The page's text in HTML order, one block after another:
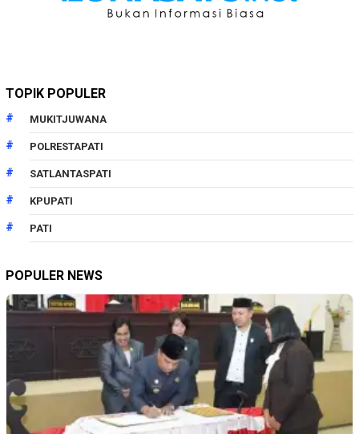
TOPIK POPULER
MUKITJUWANA
POLRESTAPATI
SATLANTASPATI
KPUPATI
PATI
POPULER NEWS